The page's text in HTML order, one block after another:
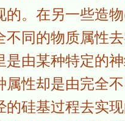
的。在另一些造
不同的物质属性
是由某种特定的
属性却是由完全
的硅基过程去实